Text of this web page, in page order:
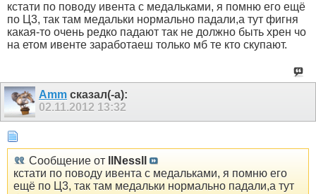
кстати по поводу ивента с медальками, я помню его ещё
по Ц3, так там медальки нормально падали,а тут фигня
какая-то очень редко падают так не должно быть хрен чо
на етом ивенте заработаеш только мб те кто скупают.
Amm сказал(-а):
02.11.2012 13:32
Сообщение от
llNessll
кстати по поводу ивента с медальками, я помню его
ещё по Ц3, так там медальки нормально падали,а тут